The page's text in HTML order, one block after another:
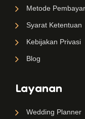
Metode
Syarat Ketentuan
Kebijakan Privasi
Blog
Layanan
Wedding Planner